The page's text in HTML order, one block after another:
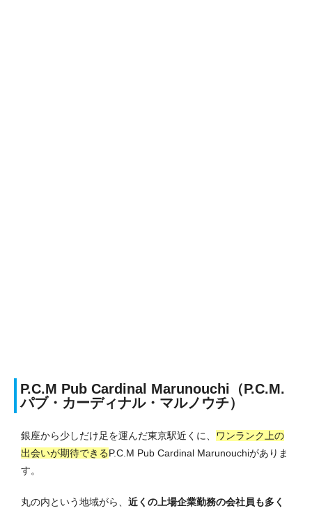
P.C.M Pub Cardinal Marunouchi（P.C.M.
パブ・カーディナル・マルノウチ）
銀座から少しだけ足を運んだ東京駅近くに、 ワンランク上の
出会いが期待できるP.C.M Pub Cardinal Marunouchiがありま
す。
丸の内という地域がら、 近くの上場企業勤務の会社員も多く